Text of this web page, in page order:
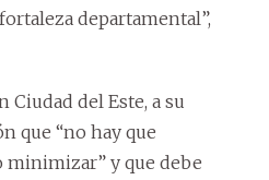
departamental”,
Ciudad del Este, a su
que “no hay que
y que debe